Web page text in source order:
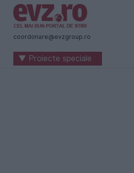
Știri
naționale
internaționale
coordonare@evzgroup.ro
▼ Proiecte speciale